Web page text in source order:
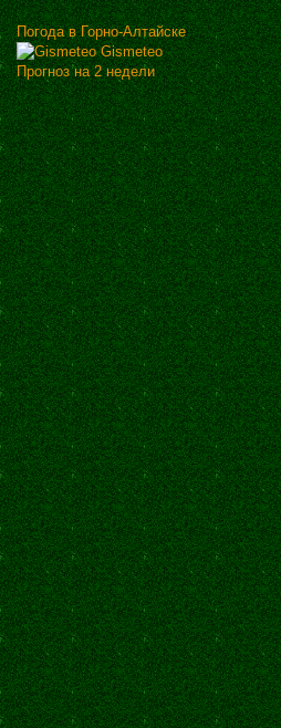
Погода в Горно-Алтайске
Gismeteo
Прогноз на 2 недели